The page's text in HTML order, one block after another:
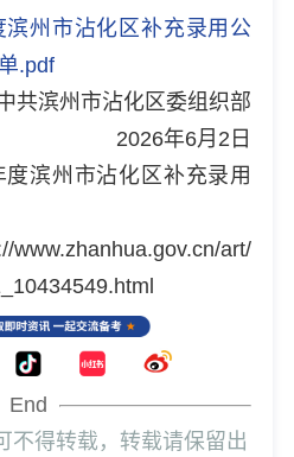
滨州市沾化区补充录用公
.pdf
共滨州市沾化区委组织部
2026年6月2日
滨州市沾化区补充录用
www.zhanhua.gov.cn/art/
End
不得转载，转载请保留出